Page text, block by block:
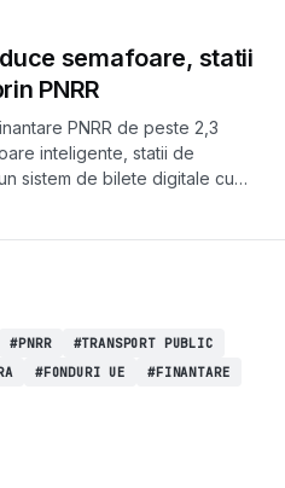
semafoare, statii
PNRR
PNRR de peste 2,3
inteligente, statii de
sistem de bilete digitale cu
#PNRR
#TRANSPORT PUBLIC
#FONDURI UE #FINANTARE